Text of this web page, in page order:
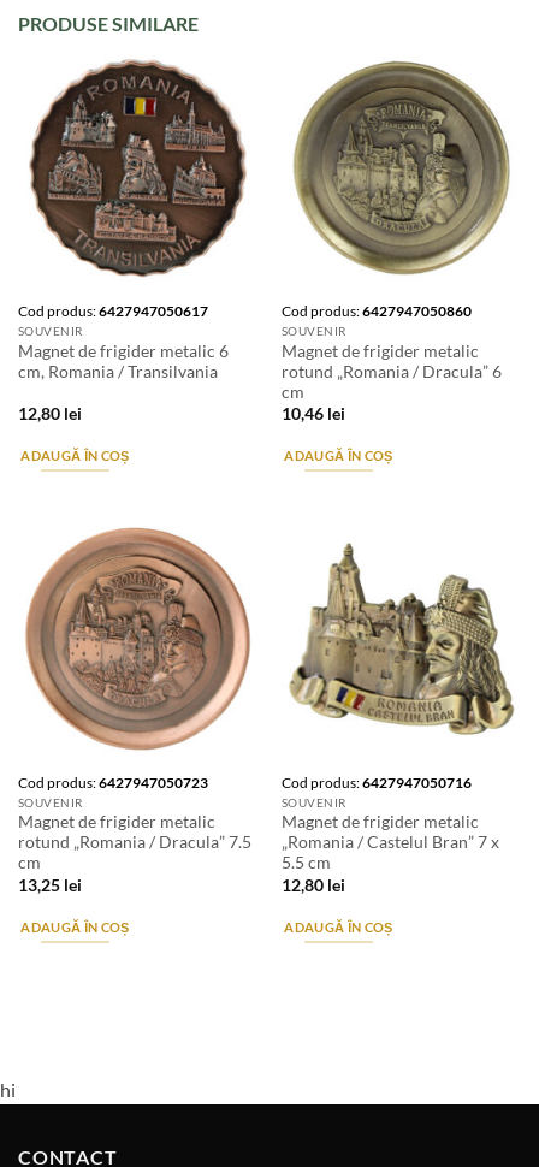
PRODUSE SIMILARE
Cod produs:6427947050617
SOUVENIR
Magnet de frigider metalic 6
cm, Romania / Transilvania
12,80 lei
ADAUGĂ ÎN COȘ
Cod produs:6427947050860
SOUVENIR
Magnet de frigider metalic
rotund „Romania / Dracula” 6
cm
10,46 lei
ADAUGĂ ÎN COȘ
Cod produs:6427947050723
SOUVENIR
Magnet de frigider metalic
rotund „Romania / Dracula” 7.5
cm
13,25 lei
ADAUGĂ ÎN COȘ
Cod produs:6427947050716
SOUVENIR
Magnet de frigider metalic
„Romania / Castelul Bran” 7 x
5.5 cm
12,80 lei
ADAUGĂ ÎN COȘ
hi
CONTACT